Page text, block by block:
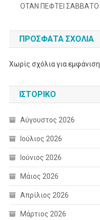
ΟΤΑΝ ΠΕΦΤΕΙ ΣΑΒΒΑΤΟ
ΠΡΌΣΦΑΤΑ ΣΧΌΛΙΑ
Χωρίς σχόλια για εμφάνιση.
ΙΣΤΟΡΙΚΌ
Αύγουστος 2026
Ιούλιος 2026
Ιούνιος 2026
Μάιος 2026
Απρίλιος 2026
Μάρτιος 2026